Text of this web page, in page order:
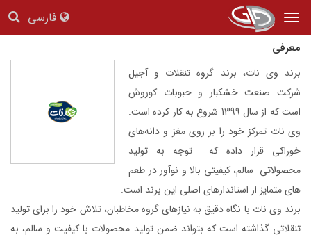
فارسی
وی نات
معرفی
برند وی نات، برند گروه تنقلات و آجیل
شرکت صنعت خشکبار و حبوبات کوروش
است که از سال 1399 شروع به کار کرده است.
وی نات تمرکز خود را بر روی مغز و دانه‌های
خوراکی قرار داده که توجه به تولید
محصولاتی سالم، کیفیتی بالا و نوآور در طعم
های متمایز از استاندارهای اصلی این برند است.
برند وی نات با نگاه دقیق به نیازهای گروه مخاطبان، تلاش خود را برای تولید
تنقلاتی گذاشته است که بتواند ضمن تولید محصولات با کیفیت و سالم، به